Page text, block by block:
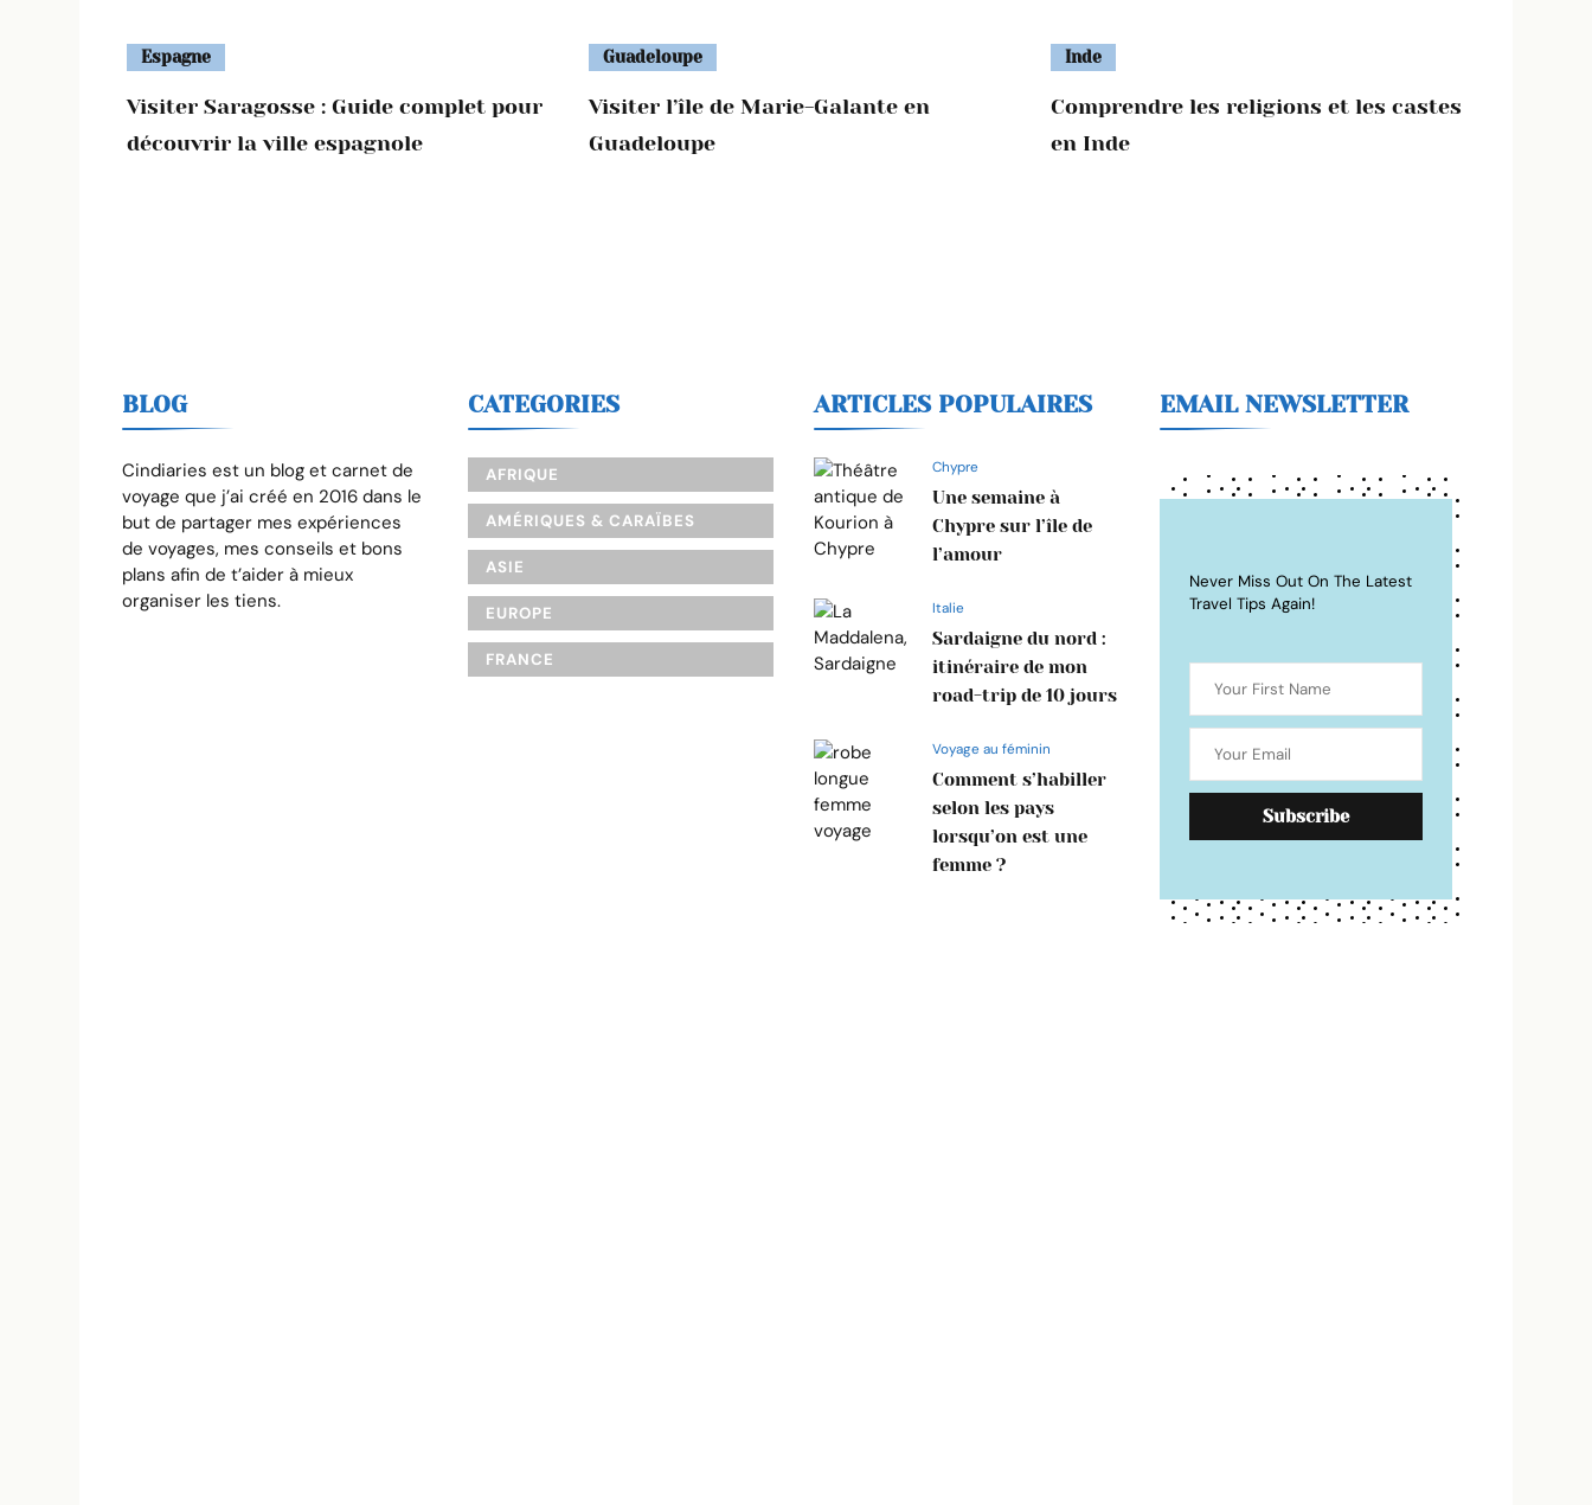
Espagne
Visiter Saragosse : Guide complet pour
découvrir la ville espagnole
Guadeloupe
Visiter l’île de Marie-Galante en
Guadeloupe
Inde
Comprendre les religions et les castes
en Inde
BLOG
Cindiaries est un blog et carnet de
voyage que j’ai créé en 2016 dans le
but de partager mes expériences
de voyages, mes conseils et bons
plans afin de t’aider à mieux
organiser les tiens.
CATEGORIES
AFRIQUE
AMÉRIQUES & CARAÏBES
ASIE
EUROPE
FRANCE
ARTICLES POPULAIRES
Chypre
Une semaine à
Chypre sur l’île de
l’amour
Italie
Sardaigne du nord :
itinéraire de mon
road-trip de 10 jours
Voyage au féminin
Comment s’habiller
selon les pays
lorsqu’on est une
femme ?
EMAIL NEWSLETTER
Never Miss Out On The Latest
Travel Tips Again!